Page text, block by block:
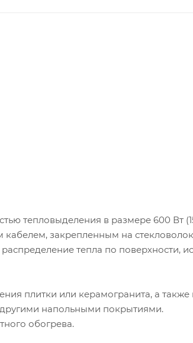
тепловыделения в размере 600 Вт
закрепленным на
тепла по поверхности,
плитки или керамогранита, а также
другими напольными покрытиями.
обогрева.